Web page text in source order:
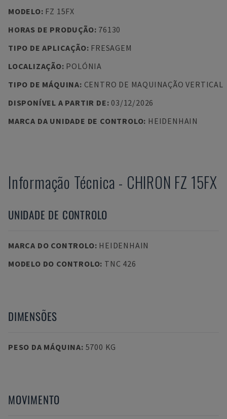
MODELO: FZ 15FX
HORAS DE PRODUÇÃO: 76130
TIPO DE APLICAÇÃO: FRESAGEM
LOCALIZAÇÃO: POLÓNIA
TIPO DE MÁQUINA: CENTRO DE MAQUINAÇÃO VERTICAL
DISPONÍVEL A PARTIR DE: 03/12/2026
MARCA DA UNIDADE DE CONTROLO: HEIDENHAIN
Informação Técnica - CHIRON FZ 15FX
UNIDADE DE CONTROLO
MARCA DO CONTROLO: HEIDENHAIN
MODELO DO CONTROLO: TNC 426
DIMENSÕES
PESO DA MÁQUINA: 5700 KG
MOVIMENTO